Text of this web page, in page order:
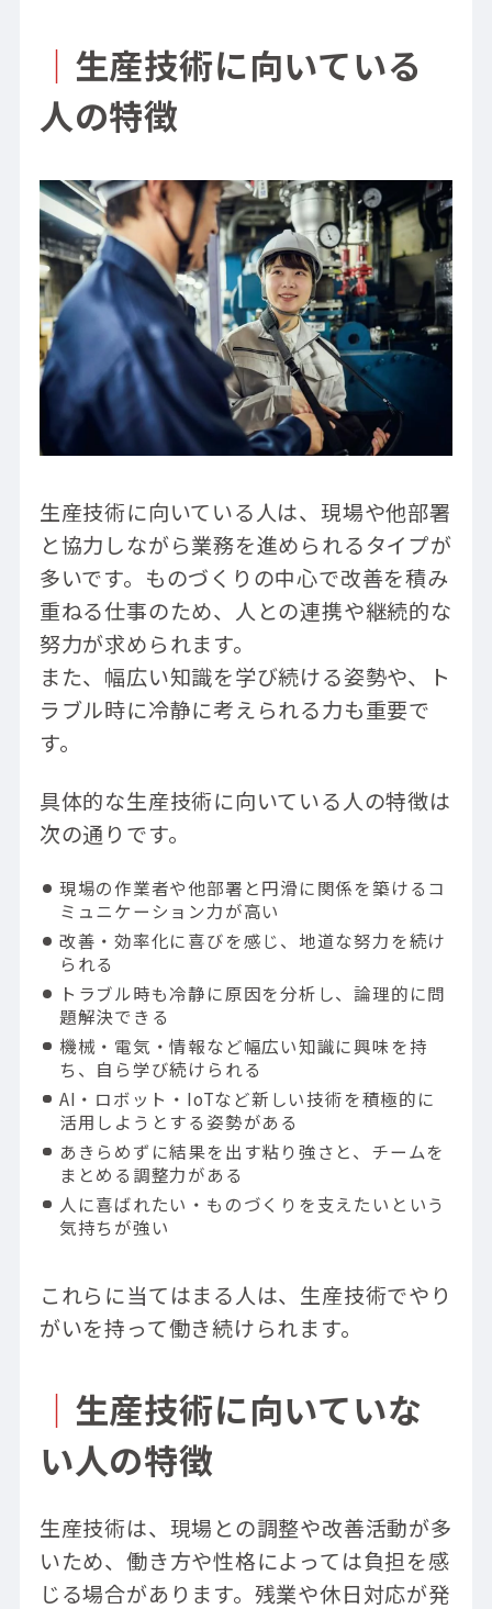
｜ 生産技術に向いている
人の特徴
生産技術に向いている人は、現場や他部署
と協力しながら業務を進められるタイプが
多いです。ものづくりの中心で改善を積み
重ねる仕事のため、人との連携や継続的な
努力が求められます。
また、幅広い知識を学び続ける姿勢や、ト
ラブル時に冷静に考えられる力も重要で
す。
具体的な生産技術に向いている人の特徴は
次の通りです。
現場の作業者や他部署と円滑に関係を築けるコ
ミュニケーション力が高い
改善・効率化に喜びを感じ、地道な努力を続け
られる
トラブル時も冷静に原因を分析し、論理的に問
題解決できる
機械・電気・情報など幅広い知識に興味を持
ち、自ら学び続けられる
AI・ロボット・IoTなど新しい技術を積極的に
活用しようとする姿勢がある
あきらめずに結果を出す粘り強さと、チームを
まとめる調整力がある
人に喜ばれたい・ものづくりを支えたいという
気持ちが強い
これらに当てはまる人は、生産技術でやり
がいを持って働き続けられます。
｜ 生産技術に向いていな
い人の特徴
生産技術は、現場との調整や改善活動が多
いため、働き方や性格によっては負担を感
じる場合があります。残業や休日対応が発